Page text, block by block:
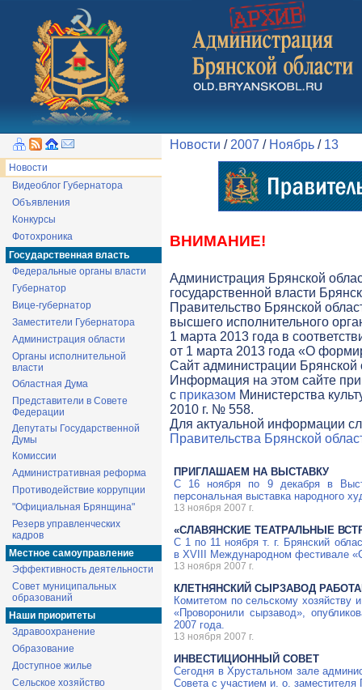
Новости
Видеоблог Губернатора
Объявления
Конкурсы
Фотохроника
Государственная власть
Федеральные органы власти
Губернатор
Вице-губернатор
Заместители Губернатора
Администрация области
Органы исполнительной
власти
Областная Дума
Представители в Совете
Федерации
Депутаты Государственной
Думы
Комиссии
Административная реформа
Противодействие коррупции
"Официальная Брянщина"
Резерв управленческих
кадров
Местное самоуправление
Эффективность деятельности
Совет муниципальных
образований
Наши приоритеты
Здравоохранение
Образование
Доступное жилье
Сельское хозяйство
Новости / 2007 / Ноябрь / 13
ВНИМАНИЕ!
Администрация Брянской
государственной власти
Правительство Брянской
высшего исполнительного
1 марта 2013 года в
от 1 марта 2013 года «О
Cайт администрации Брянской
Информация на этом сайте
с приказом Министерства
2010 г. № 558.
Для актуальной информации
Правительства Брянской
ПРИГЛАШАЕМ НА ВЫСТАВКУ
С 16 ноября по 9 декабря в
персональная выставка народного
13 ноября 2007 г.
«СЛАВЯНСКИЕ ТЕАТРАЛЬНЫЕ
С 1 по 11 ноября т. г. Брянский
в ХVIII Международном фестивале
13 ноября 2007 г.
КЛЕТНЯНСКИЙ СЫРЗАВОД
Комитетом по сельскому хозяйству
«Проворонили сырзавод»,
2007 года.
13 ноября 2007 г.
ИНВЕСТИЦИОННЫЙ СОВЕТ
Сегодня в Хрустальном зале
Совета с участием и. о. заместителя